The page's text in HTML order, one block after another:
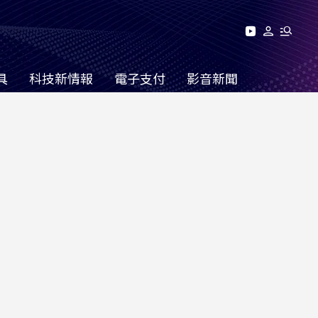
科技新情報 電子支付 影音新聞